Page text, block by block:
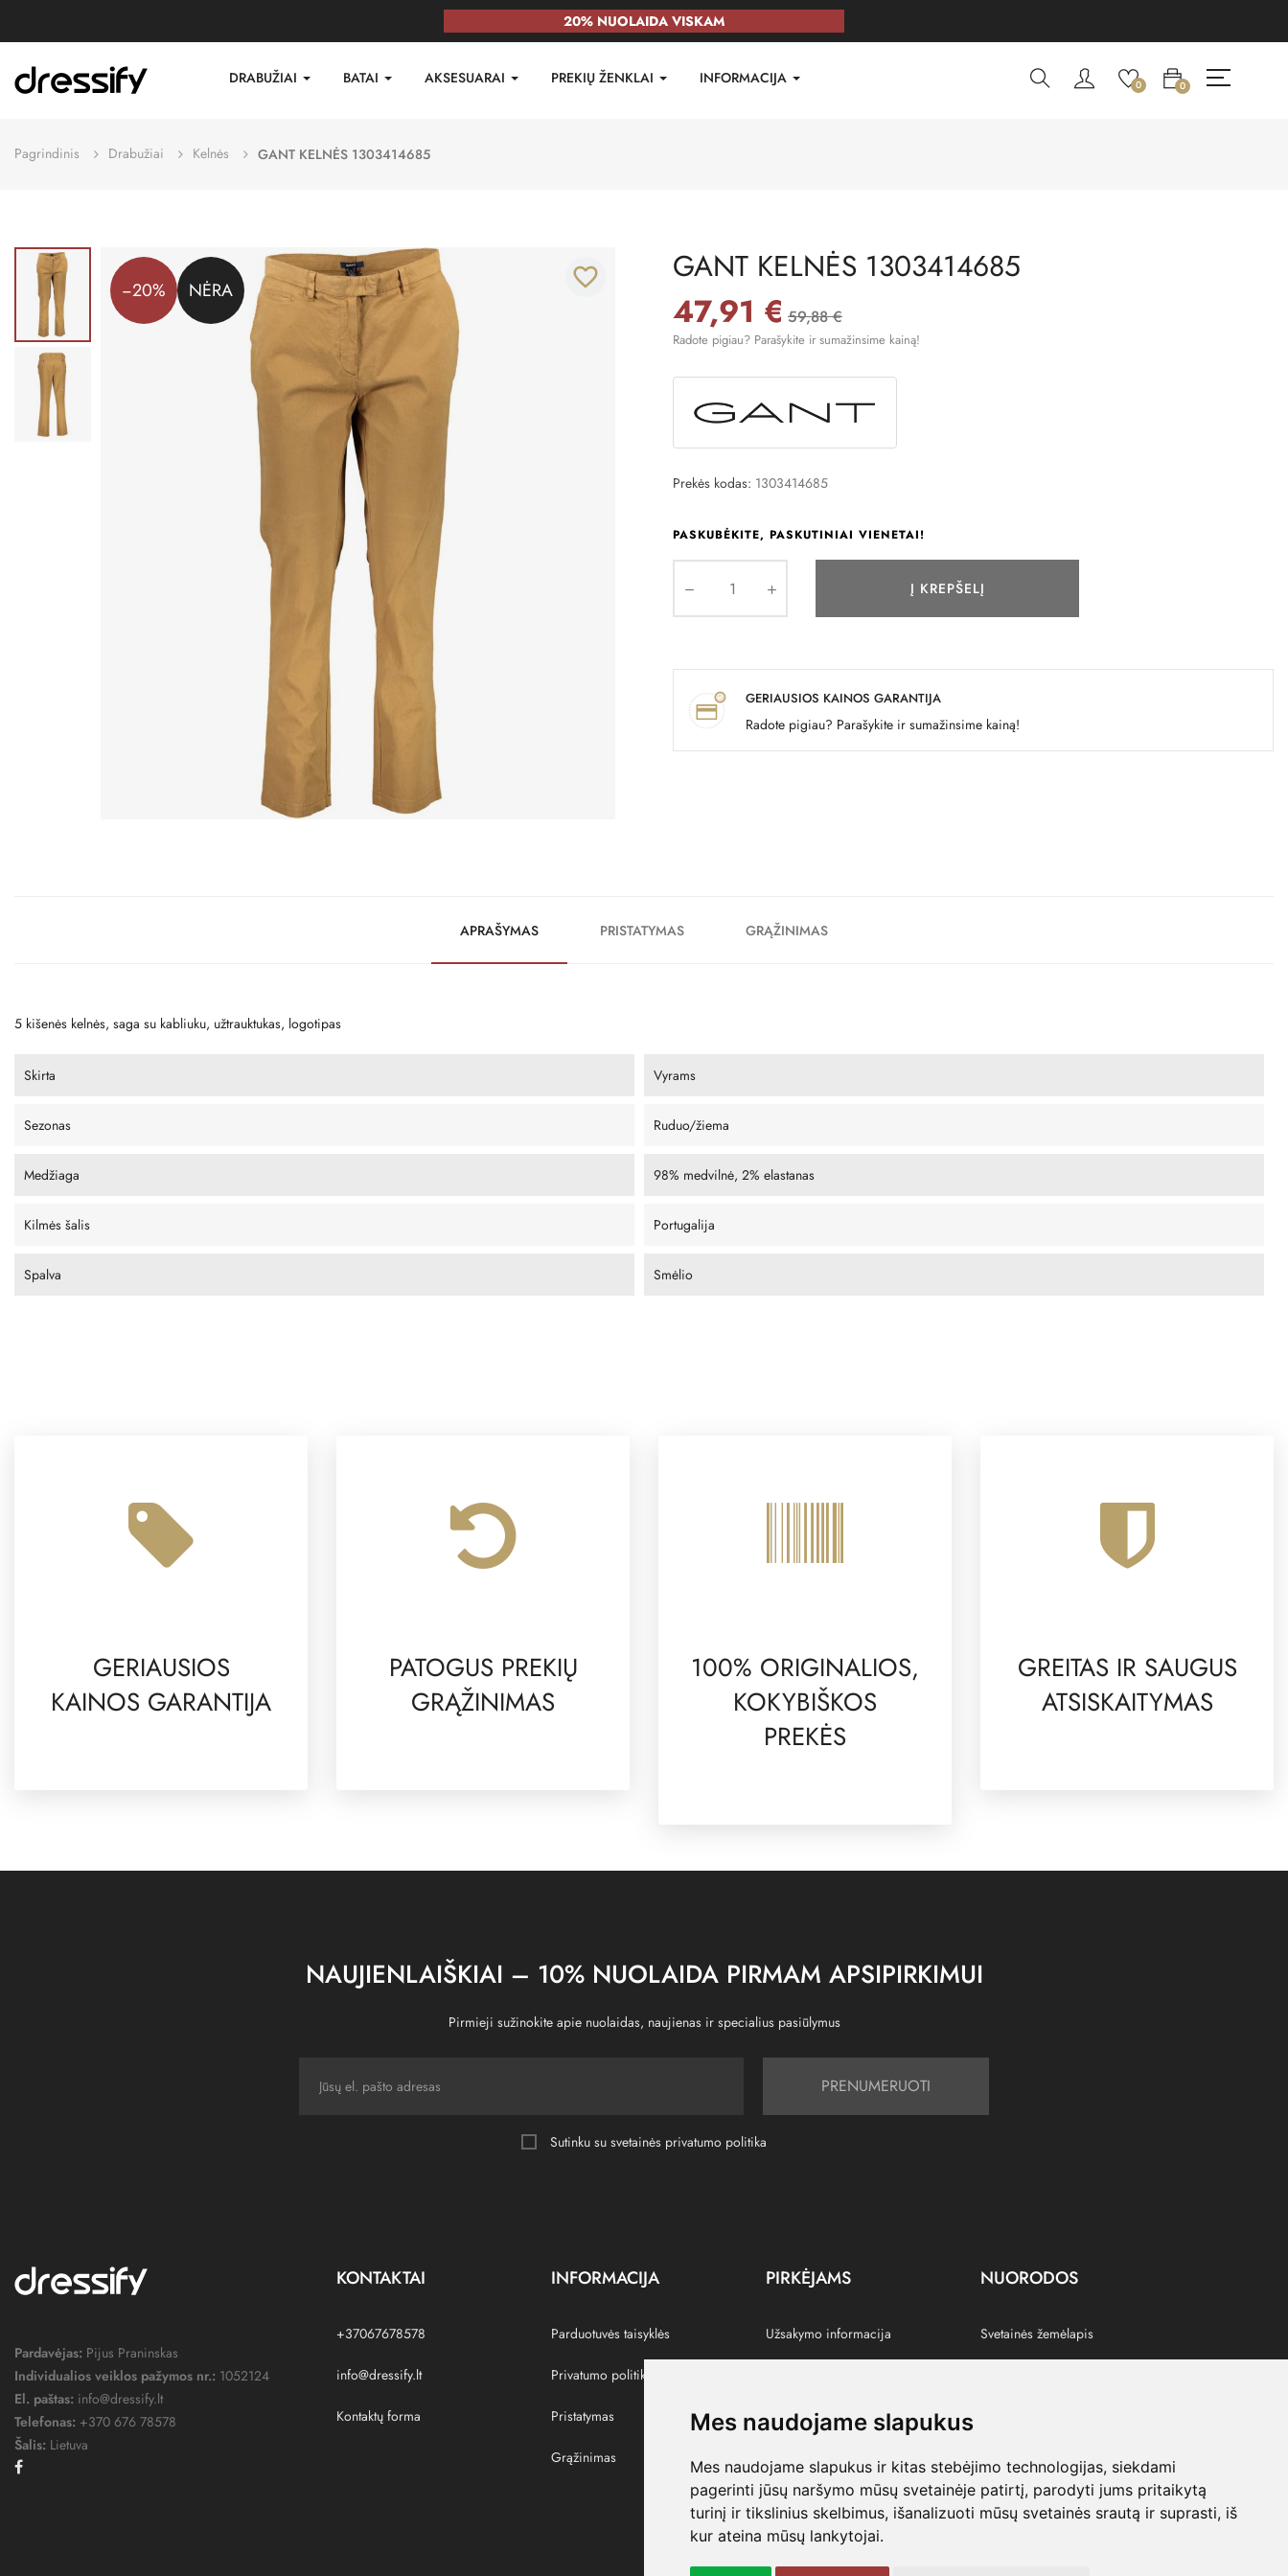
Mes naudojame slapukus
Mes naudojame slapukus ir kitas stebėjimo technologijas, siekdami
pagerinti jūsų naršymo mūsų svetainėje patirtį, parodyti jums pritaikytą
turinį ir tikslinius skelbimus, išanalizuoti mūsų svetainės srautą ir suprasti, iš
kur ateina mūsų lankytojai.
20% NUOLAIDA VISKAM
DRABUŽIAI BATAI AKSESUARAI PREKIŲ ŽENKLAI INFORMACIJA 0 0
Pagrindinis Drabužiai Kelnės GANT KELNĖS 1303414685
−20% NĖRA favorite_border GANT KELNĖS 1303414685
47,91 € 59,88 €
Radote pigiau? Parašykite ir sumažinsime kainą!
Prekės kodas: 1303414685
PASKUBĖKITE, PASKUTINIAI VIENETAI!
Į KREPŠELĮ
GERIAUSIOS KAINOS GARANTIJA
Radote pigiau? Parašykite ir sumažinsime kainą!
APRAŠYMAS PRISTATYMAS GRĄŽINIMAS
5 kišenės kelnės, saga su kabliuku, užtrauktukas, logotipas
Skirta Vyrams
Sezonas Ruduo/žiema
Medžiaga 98% medvilnė, 2% elastanas
Kilmės šalis Portugalija
Spalva Smėlio
GERIAUSIOS
KAINOS GARANTIJA
PATOGUS PREKIŲ
GRĄŽINIMAS
100% ORIGINALIOS,
KOKYBIŠKOS
PREKĖS
GREITAS IR SAUGUS
ATSISKAITYMAS
NAUJIENLAIŠKIAI – 10% NUOLAIDA PIRMAM APSIPIRKIMUI
Pirmieji sužinokite apie nuolaidas, naujienas ir specialius pasiūlymus
PRENUMERUOTI
Sutinku su svetainės privatumo politika
Pardavėjas: Pijus Praninskas
Individualios veiklos pažymos nr.: 1052124
El. paštas: info@dressify.lt
Telefonas: +370 676 78578
Šalis: Lietuva
KONTAKTAI
+37067678578
info@dressify.lt
Kontaktų forma
INFORMACIJA
Parduotuvės taisyklės
Privatumo politika
Pristatymas
Grąžinimas
PIRKĖJAMS
Užsakymo informacija
Paskyra
Pamėgtos prekės
NUORODOS
Svetainės žemėlapis